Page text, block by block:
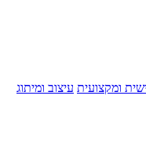
ומקצועית עיצוב ומיתוג